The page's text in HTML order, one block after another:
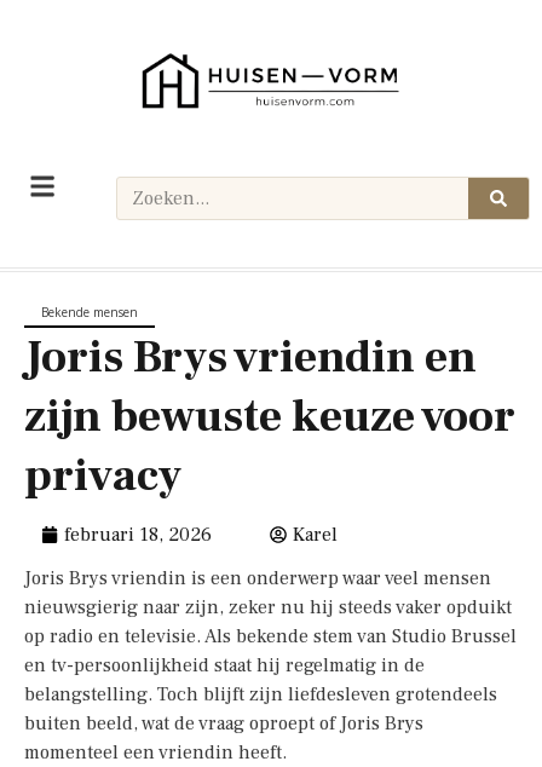
Bekende mensen
Joris Brys vriendin en
zijn bewuste keuze voor
privacy
februari 18, 2026
Karel
Joris Brys vriendin is een onderwerp waar veel mensen
nieuwsgierig naar zijn, zeker nu hij steeds vaker opduikt
op radio en televisie. Als bekende stem van Studio Brussel
en tv-persoonlijkheid staat hij regelmatig in de
belangstelling. Toch blijft zijn liefdesleven grotendeels
buiten beeld, wat de vraag oproept of Joris Brys
momenteel een vriendin heeft.